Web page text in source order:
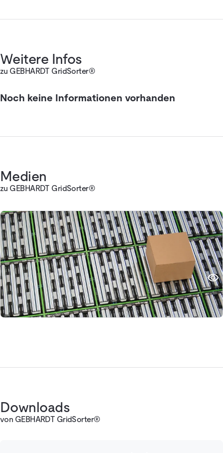
Weitere Infos
zu GEBHARDT GridSorter®
Noch keine Informationen vorhanden
Medien
zu GEBHARDT GridSorter®
Downloads
von GEBHARDT GridSorter®